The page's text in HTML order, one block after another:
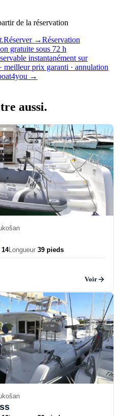
de la réservation
Réserver →Réservation
gratuite sous 72 h
instantanément sur
meilleur prix garanti · annulation
→
aussi.
14Longueur 39 pieds
Voir